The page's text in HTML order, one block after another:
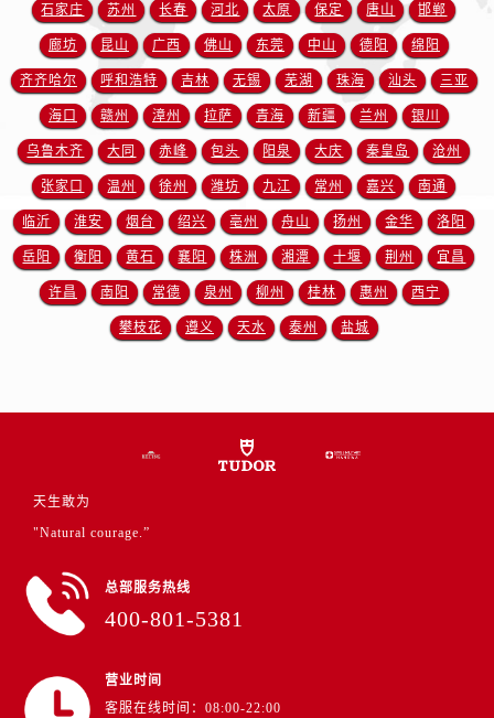
石家庄 苏州 长春 河北 太原 保定 唐山 邯郸
廊坊 昆山 广西 佛山 东莞 中山 德阳 绵阳
齐齐哈尔 呼和浩特 吉林 无锡 芜湖 珠海 汕头 三亚
海口 赣州 漳州 拉萨 青海 新疆 兰州 银川
乌鲁木齐 大同 赤峰 包头 阳泉 大庆 秦皇岛 沧州
张家口 温州 徐州 潍坊 九江 常州 嘉兴 南通
临沂 淮安 烟台 绍兴 亳州 舟山 扬州 金华 洛阳
岳阳 衡阳 黄石 襄阳 株洲 湘潭 十堰 荆州 宜昌
许昌 南阳 常德 泉州 柳州 桂林 惠州 西宁
攀枝花 遵义 天水 泰州 盐城
天生敢为
"Natural courage.”
总部服务热线
400-801-5381
营业时间
客服在线时间：08:00-22:00